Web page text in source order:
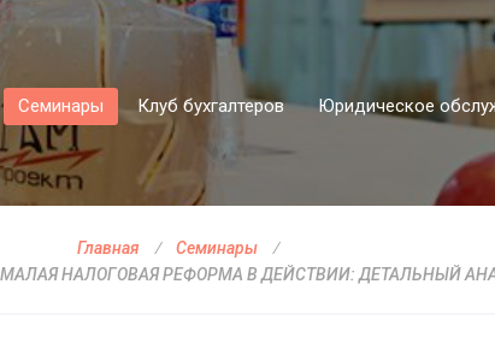
Семинары Клуб бухгалтеров Юридическое
Главная
Семинары
МАЛАЯ НАЛОГОВАЯ РЕФОРМА В ДЕЙСТВИИ: